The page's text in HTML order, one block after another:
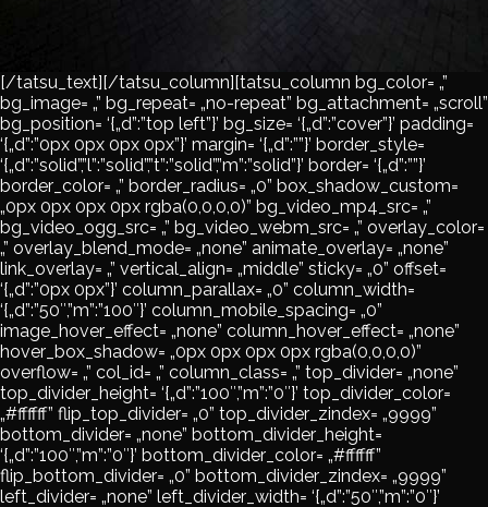
[/tatsu_text][/tatsu_column][tatsu_column bg_color= „”
bg_image= „” bg_repeat= „no-repeat” bg_attachment= „scroll”
bg_position= ‘{„d”:”top left”}’ bg_size= ‘{„d”:”cover”}’ padding=
‘{„d”:”0px 0px 0px 0px”}’ margin= ‘{„d”:””}’ border_style=
‘{„d”:”solid”,”l”:”solid”,”t”:”solid”,”m”:”solid”}’ border= ‘{„d”:””}’
border_color= „” border_radius= „0” box_shadow_custom=
„0px 0px 0px 0px rgba(0,0,0,0)” bg_video_mp4_src= „”
bg_video_ogg_src= „” bg_video_webm_src= „” overlay_color=
„” overlay_blend_mode= „none” animate_overlay= „none”
link_overlay= „” vertical_align= „middle” sticky= „0” offset=
‘{„d”:”0px 0px”}’ column_parallax= „0” column_width=
‘{„d”:”50″,”m”:”100″}’ column_mobile_spacing= „0”
image_hover_effect= „none” column_hover_effect= „none”
hover_box_shadow= „0px 0px 0px 0px rgba(0,0,0,0)”
overflow= „” col_id= „” column_class= „” top_divider= „none”
top_divider_height= ‘{„d”:”100″,”m”:”0″}’ top_divider_color=
„#ffffff” flip_top_divider= „0” top_divider_zindex= „9999”
bottom_divider= „none” bottom_divider_height=
‘{„d”:”100″,”m”:”0″}’ bottom_divider_color= „#ffffff”
flip_bottom_divider= „0” bottom_divider_zindex= „9999”
left_divider= „none” left_divider_width= ‘{„d”:”50″,”m”:”0″}’